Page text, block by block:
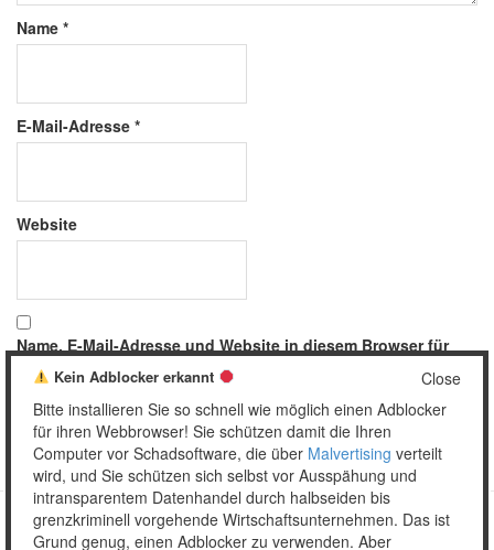
Name *
E-Mail-Adresse *
Website
Name, E-Mail-Adresse und Website in diesem Browser für
meinen nächsten Kommentar speichern.
Close
Kein Adblocker erkannt
Bitte installieren Sie so schnell wie möglich einen Adblocker
für ihren Webbrowser! Sie schützen damit die Ihren
Computer vor Schadsoftware, die über Malvertising verteilt
wird, und Sie schützen sich selbst vor Ausspähung und
intransparentem Datenhandel durch halbseiden bis
grenzkriminell vorgehende Wirtschaftsunternehmen. Das ist
Grund genug, einen Adblocker zu verwenden. Aber